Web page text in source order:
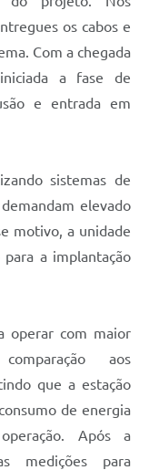
os cabos e
Com a chegada
a fase de
e entrada em
sistemas de
elevado
motivo, a unidade
a implantação
operar com maior
aos
que a estação
de energia
Após a
medições para